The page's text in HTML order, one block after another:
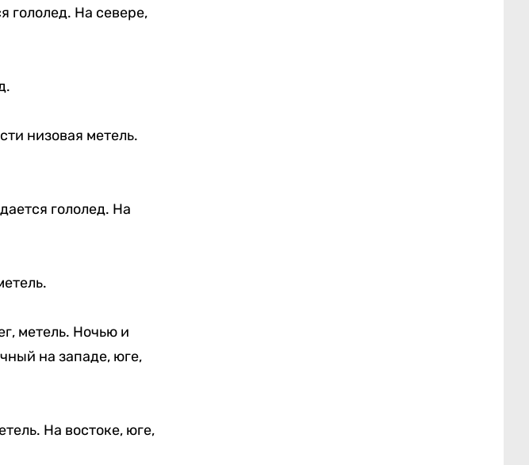
гололед. На севере,
низовая метель.
гололед. На
метель. Ночью и
на западе, юге,
На востоке, юге,